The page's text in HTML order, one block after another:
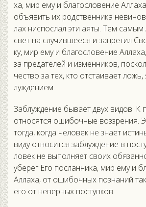
ха, мир ему и бла­гос­ло­вение
объ­явить их родс­твен­ни­ка
лах нис­послал эти а­яты. Тем са­мым
свет на слу­чив­ше­еся и зап­ре­тил
ку, мир ему и бла­гос­ло­вение
за пре­дате­лей и из­менни­ков,
чес­тво за тех, кто от­ста­ива­ет
лужде­ни­ем.
Заб­лужде­ние бы­ва­ет двух ви­дов. К
от­но­сят­ся оши­боч­ные воз­зре­ния.
тог­да, ког­да че­ловек не зна­ет
ви­ду от­но­сит­ся заб­лужде­ние в
ловек не вы­пол­ня­ет сво­их
убе­рег Его пос­ланни­ка, мир ему и
Ал­ла­ха, от оши­боч­ных поз­на­ний
его от не­вер­ных пос­тупков.